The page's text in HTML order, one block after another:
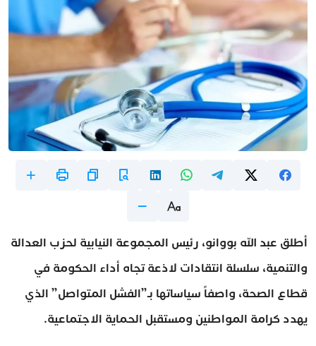
أطلق عبد الله بووانو، رئيس المجموعة النيابية لحزب العدالة
والتنمية، سلسلة انتقادات لاذعة تجاه أداء الحكومة في
قطاع الصحة، واصفاً سياساتها بـ”الفشل المتواصل” الذي
يهدد كرامة المواطنين ومستقبل الحماية الاجتماعية.